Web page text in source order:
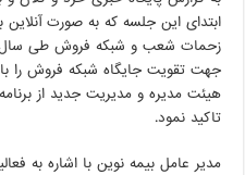
ابتدای این جلسه که به صورت
زحمات شعب و شبکه فروش طی سال
جهت تقویت جایگاه شبکه فروش را
هیئت مدیره و مدیریت جدید از
تاکید نمود.
مدیر عامل بیمه نوین با اشاره به